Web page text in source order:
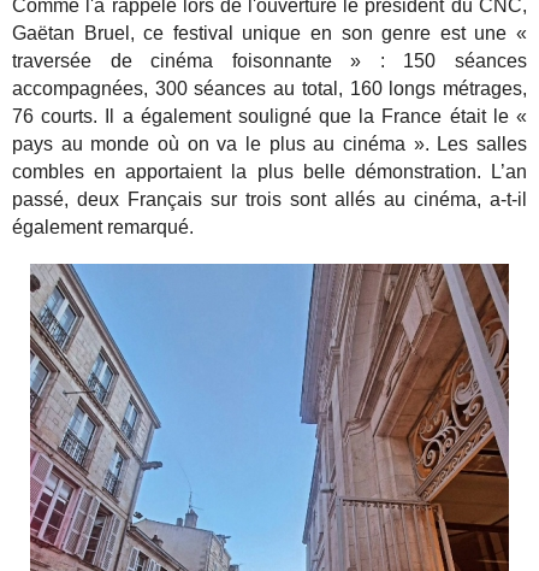
Comme l'a rappelé lors de l'ouverture le président du CNC,
Gaëtan Bruel, ce festival unique en son genre est une «
traversée de cinéma foisonnante » : 150 séances
accompagnées, 300 séances au total, 160 longs métrages,
76 courts. Il a également souligné que la France était le «
pays au monde où on va le plus au cinéma ». Les salles
combles en apportaient la plus belle démonstration. L’an
passé, deux Français sur trois sont allés au cinéma, a-t-il
également remarqué.